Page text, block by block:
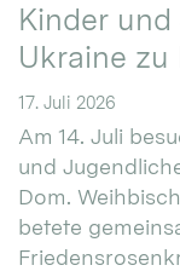
Kinder
Ukraine zu
17. Juli 2026
Am 14. Juli
und
Dom.
betete